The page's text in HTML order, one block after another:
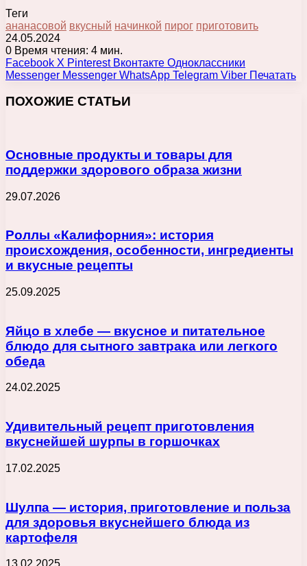
Теги
ананасовой вкусный начинкой пирог приготовить
24.05.2024
0 Время чтения: 4 мин.
Facebook X Pinterest Вконтакте Одноклассники
Messenger Messenger WhatsApp Telegram Viber Печатать
ПОХОЖИЕ СТАТЬИ
Основные продукты и товары для
поддержки здорового образа жизни
29.07.2026
Роллы «Калифорния»: история
происхождения, особенности, ингредиенты
и вкусные рецепты
25.09.2025
Яйцо в хлебе — вкусное и питательное
блюдо для сытного завтрака или легкого
обеда
24.02.2025
Удивительный рецепт приготовления
вкуснейшей шурпы в горшочках
17.02.2025
Шулпа — история, приготовление и польза
для здоровья вкуснейшего блюда из
картофеля